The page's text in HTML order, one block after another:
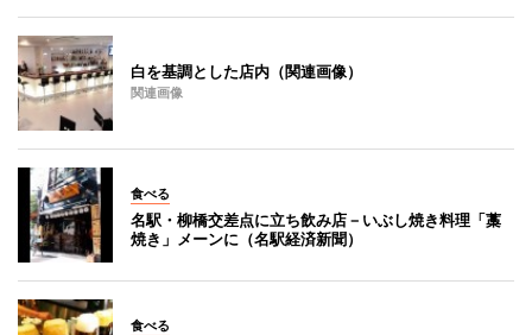
白を基調とした店内（関連画像）
関連画像
食べる
名駅・柳橋交差点に立ち飲み店－いぶし焼き料理「藁
焼き」メーンに（名駅経済新聞）
食べる